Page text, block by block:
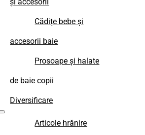
Cădițe bebe și
accesorii baie
Prosoape și halate
de baie copii
Diversificare
Articole hrănire